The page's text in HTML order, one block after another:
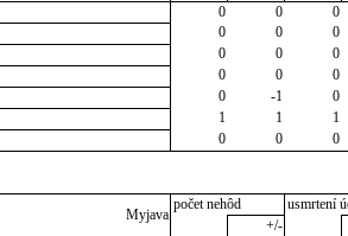
0 0
0
0 0
0
0 0
0
0 0
0
0 -1
0
1 1
1
0 0 0
Myjava
počet nehôd
usmrtení
+/-